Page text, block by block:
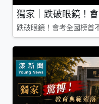
獨家｜跌破眼鏡！
跌破眼鏡！會考全國榜